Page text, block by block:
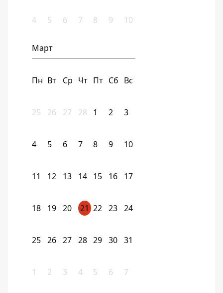
4 5 6 7 8 9 10
Март
Пн Вт Ср Чт Пт Сб Вс
25 26 27 28 1 2 3
4 5 6 7 8 9 10
11 12 13 14 15 16 17
18 19 20 21 22 23 24
25 26 27 28 29 30 31
1 2 3 4 5 6 7